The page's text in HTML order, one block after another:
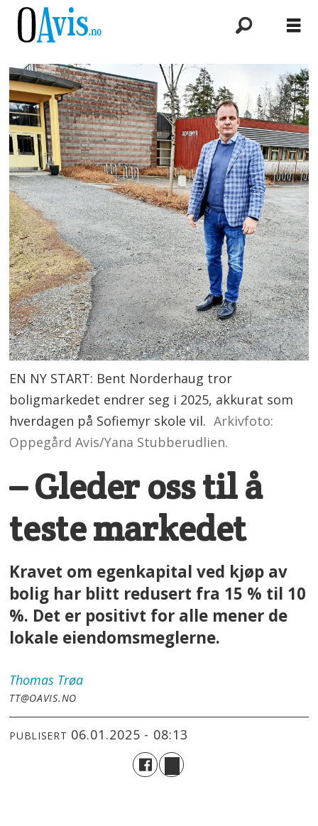
EN NY START: Bent Norderhaug tror
boligmarkedet endrer seg i 2025, akkurat som
hverdagen på Sofiemyr skole vil. Arkivfoto:
Oppegård Avis/Yana Stubberudlien.
– Gleder oss til å
teste markedet
Kravet om egenkapital ved kjøp av
bolig har blitt redusert fra 15 % til 10
%. Det er positivt for alle mener de
lokale eiendomsmeglerne.
Thomas Trøa
TT@OAVIS.NO
PUBLISERT 06.01.2025 - 08:13